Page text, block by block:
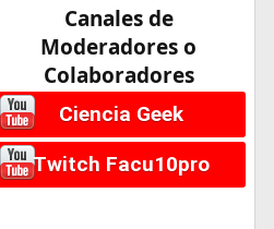
Canales de
Moderadores o
Colaboradores
Ciencia Geek
Twitch Facu10pro